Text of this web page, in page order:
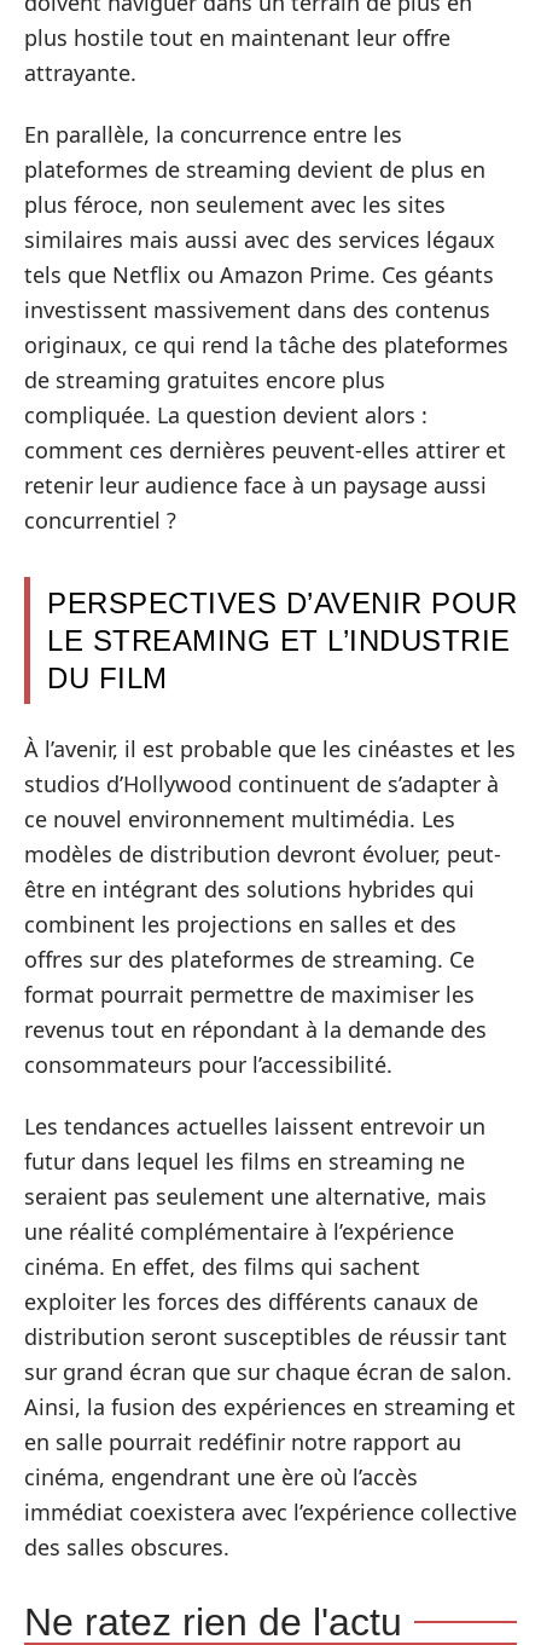
plus hostile tout en maintenant leur offre
attrayante.
En parallèle, la concurrence entre les
plateformes de streaming devient de plus en
plus féroce, non seulement avec les sites
similaires mais aussi avec des services légaux
tels que Netflix ou Amazon Prime. Ces géants
investissent massivement dans des contenus
originaux, ce qui rend la tâche des plateformes
de streaming gratuites encore plus
compliquée. La question devient alors :
comment ces dernières peuvent-elles attirer et
retenir leur audience face à un paysage aussi
concurrentiel ?
PERSPECTIVES D’AVENIR POUR
LE STREAMING ET L’INDUSTRIE
DU FILM
À l’avenir, il est probable que les cinéastes et les
studios d’Hollywood continuent de s’adapter à
ce nouvel environnement multimédia. Les
modèles de distribution devront évoluer, peut-
être en intégrant des solutions hybrides qui
combinent les projections en salles et des
offres sur des plateformes de streaming. Ce
format pourrait permettre de maximiser les
revenus tout en répondant à la demande des
consommateurs pour l’accessibilité.
Les tendances actuelles laissent entrevoir un
futur dans lequel les films en streaming ne
seraient pas seulement une alternative, mais
une réalité complémentaire à l’expérience
cinéma. En effet, des films qui sachent
exploiter les forces des différents canaux de
distribution seront susceptibles de réussir tant
sur grand écran que sur chaque écran de salon.
Ainsi, la fusion des expériences en streaming et
en salle pourrait redéfinir notre rapport au
cinéma, engendrant une ère où l’accès
immédiat coexistera avec l’expérience collective
des salles obscures.
Ne ratez rien de l'actu